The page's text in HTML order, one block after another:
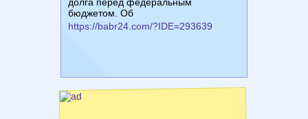
бюджетом. Об
https://babr24.com/?IDE=293639